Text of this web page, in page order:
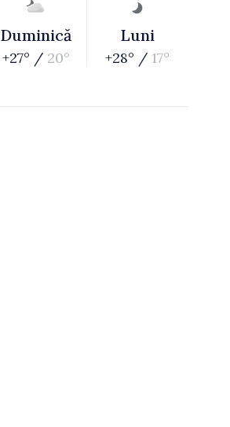
Duminică
+27° / 20°
Luni
+28° / 17°